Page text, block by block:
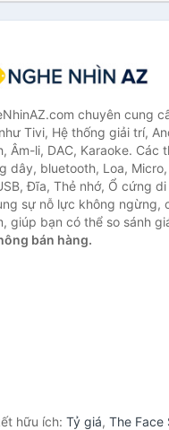
chuyên cung
Tivi, Hệ thống giải trí,
Âm-li, DAC, Karaoke. Các
dây, bluetooth, Loa,
Đĩa, Thẻ nhớ, Ổ cứng
sự nỗ lực không ngừng,
giúp bạn có thể so sánh
bán hàng.
hữu ích: Tỷ giá, The Face